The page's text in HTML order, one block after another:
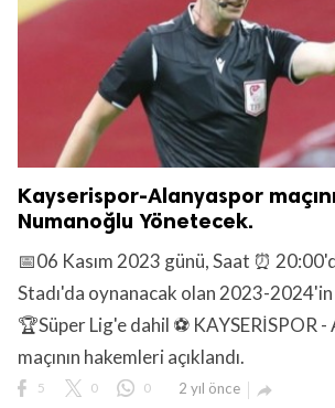
Kayserispor-Alanyaspor
Numanoğlu Yönetecek.
📅06 Kasım 2023 günü, Saat ⏰
Stadı'da oynanacak olan 2023-
🏆Süper Lig'e dahil ⚽ KAYSERİSPOR
maçının hakemleri açıklandı.
5 0 0 2 yıl önce 